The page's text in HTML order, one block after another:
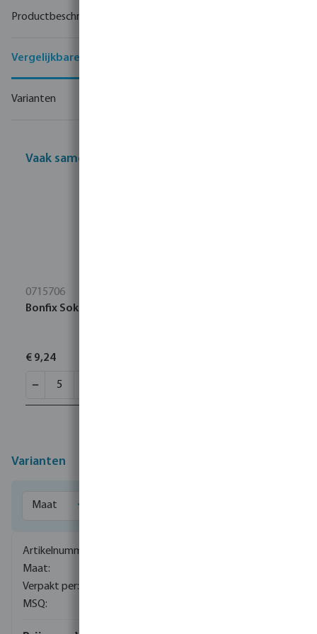
Productbeschrijving
Vergelijkbare producten
Varianten
Vaak samen gekocht
0715706
Bonfix Sok messing 22 mm knel KIWA/GASTEC
€ 9,24
Varianten